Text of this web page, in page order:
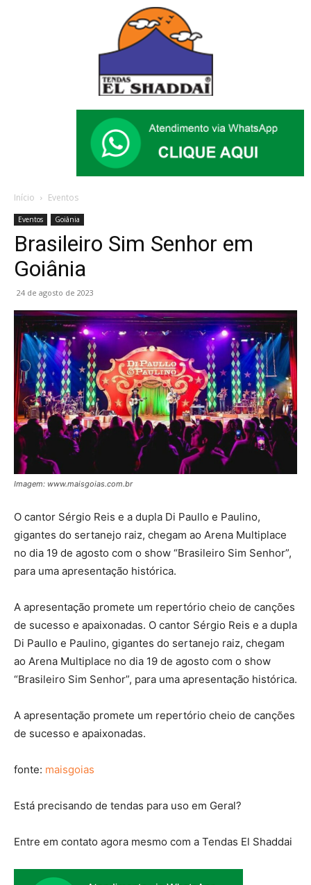
Início Eventos
Eventos Goiânia
Brasileiro Sim Senhor em
Goiânia
24 de agosto de 2023
Imagem: www.maisgoias.com.br
O cantor Sérgio Reis e a dupla Di Paullo e Paulino,
gigantes do sertanejo raiz, chegam ao Arena Multiplace
no dia 19 de agosto com o show “Brasileiro Sim Senhor”,
para uma apresentação histórica.
A apresentação promete um repertório cheio de canções
de sucesso e apaixonadas. O cantor Sérgio Reis e a dupla
Di Paullo e Paulino, gigantes do sertanejo raiz, chegam
ao Arena Multiplace no dia 19 de agosto com o show
“Brasileiro Sim Senhor”, para uma apresentação histórica.
A apresentação promete um repertório cheio de canções
de sucesso e apaixonadas.
fonte: maisgoias
Está precisando de tendas para uso em Geral?
Entre em contato agora mesmo com a Tendas El Shaddai